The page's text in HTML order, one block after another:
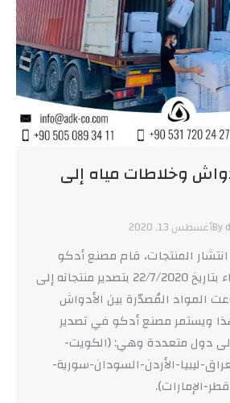
وخلاطات مياه إلى
Byأغسطس 13, 2020
المنتجات، قام مصنع أدكو
ADK-co يوم الأربعاء بتاريخ 22/7/2020 بتصدير منتجاته إلى
المواد المُصدّرة بين الأدواش
ويستمر مصنع أدكو في تصدير
إلى دول متعددة وهي: (الكويت-
ليبيا-الأردن-السودان-سورية-
الإمارات).